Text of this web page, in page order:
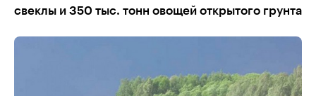
свеклы и 350 тыс. тонн овощей открытого грунта